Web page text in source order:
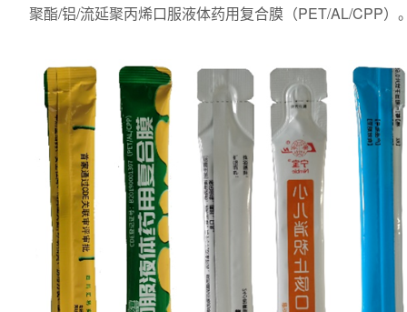
聚酯/铝/流延聚丙烯口服液体药用复合膜（PET/AL/CPP